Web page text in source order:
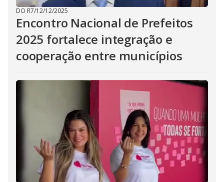
DO R7/12/12/2025
Encontro Nacional de Prefeitos
2025 fortalece integração e
cooperação entre municípios